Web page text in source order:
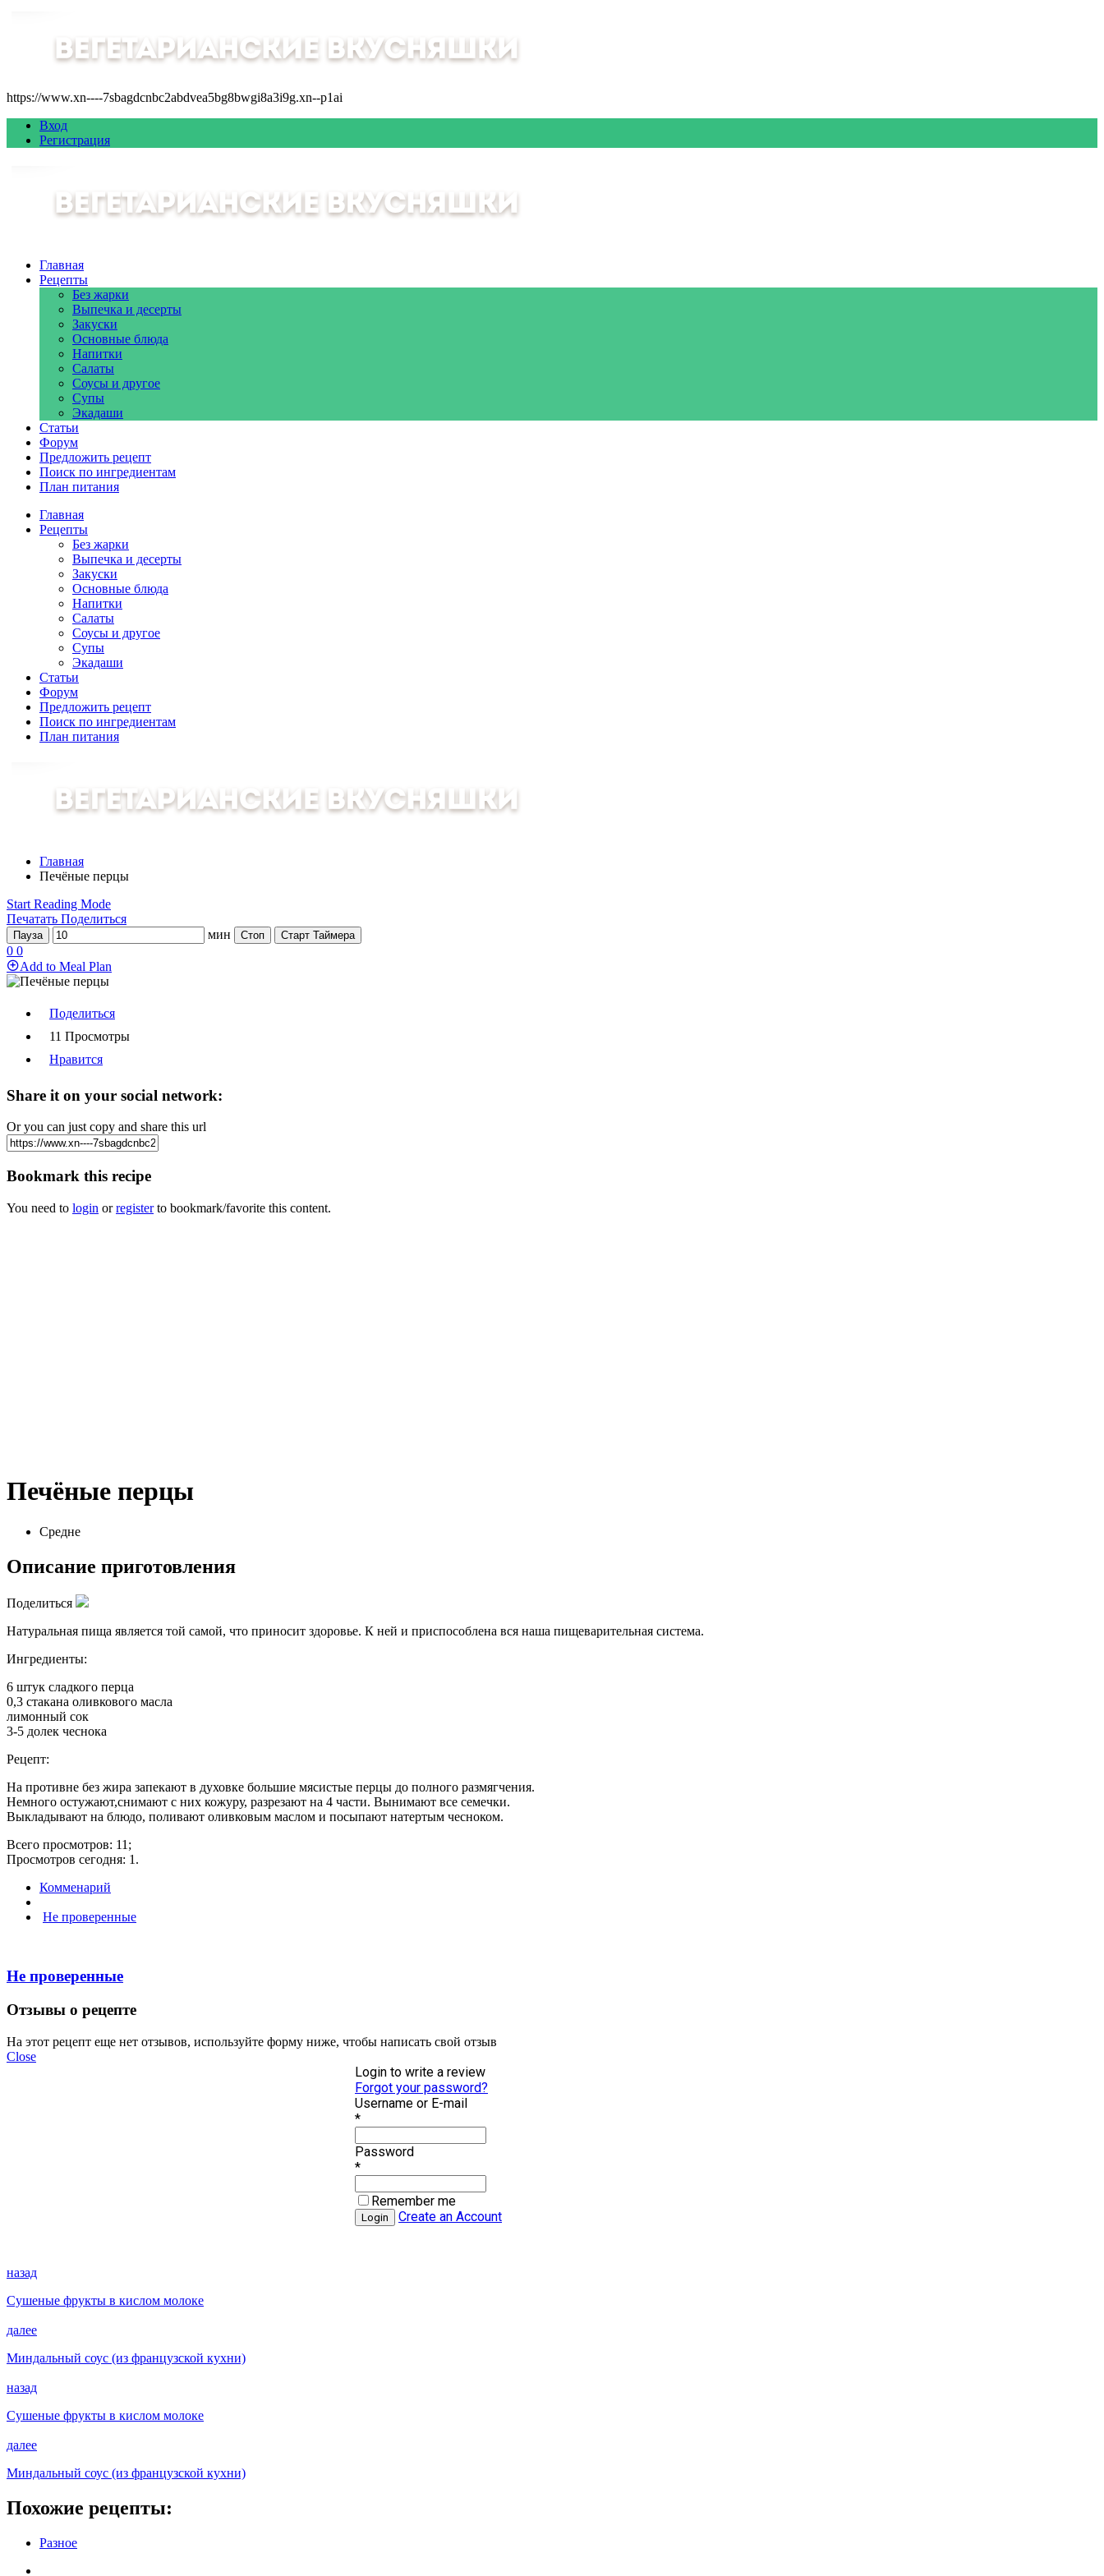
https://www.xn----7sbagdcnbc2abdvea5bg8bwgi8a3i9g.xn--p1ai
Вход
Регистрация
Главная
Рецепты
Без жарки
Выпечка и десерты
Закуски
Основные блюда
Напитки
Салаты
Соусы и другое
Супы
Экадаши
Статьи
Форум
Предложить рецепт
Поиск по ингредиентам
План питания
Главная
Рецепты
Без жарки
Выпечка и десерты
Закуски
Основные блюда
Напитки
Салаты
Соусы и другое
Супы
Экадаши
Статьи
Форум
Предложить рецепт
Поиск по ингредиентам
План питания
Главная
Печёные перцы
Start Reading Mode
Печатать Поделиться
Пауза мин Стоп Старт Таймера
0 0
Add to Meal Plan
Поделиться
11 Просмотры
Нравится
Share it on your social network:
Or you can just copy and share this url
Bookmark this recipe
You need to login orregisterto bookmark/favorite this content.
Печёные перцы
Средне
Описание приготовления
Поделиться
Натуральная пища является той самой, что приносит здоровье. К ней и приспособлена вся наша пищеварительная система.
Ингредиенты:
6 штук сладкого перца
0,3 стакана оливкового масла
лимонный сок
3-5 долек чеснока
Рецепт:
На противне без жира запекают в духовке большие мясистые перцы до полного размягчения.
Немного остужают,снимают с них кожуру, разрезают на 4 части. Вынимают все семечки.
Выкладывают на блюдо, поливают оливковым маслом и посыпают натертым чесноком.
Всего просмотров: 11;
Просмотров сегодня: 1.
Комменарий
Не проверенные
Не проверенные
Отзывы о рецепте
На этот рецепт еще нет отзывов, используйте форму ниже, чтобы написать свой отзыв
Close
Login to write a review
Forgot your password?
Username or E-mail
*
Password
*
Remember me
Create an Account
назад
Сушеные фрукты в кислом молоке
далее
Миндальный соус (из французской кухни)
назад
Сушеные фрукты в кислом молоке
далее
Миндальный соус (из французской кухни)
Похожие рецепты:
Разное